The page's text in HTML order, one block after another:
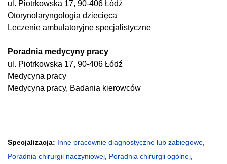
ul. Piotrkowska 17, 90-406 Łódź
Otorynolaryngologia dziecięca
Leczenie ambulatoryjne specjalistyczne
Poradnia medycyny pracy
ul. Piotrkowska 17, 90-406 Łódź
Medycyna pracy
Medycyna pracy, Badania kierowców
Specjalizacja: Inne pracownie diagnostyczne lub zabiegowe
Poradnia chirurgii naczyniowej Poradnia chirurgii ogólnej